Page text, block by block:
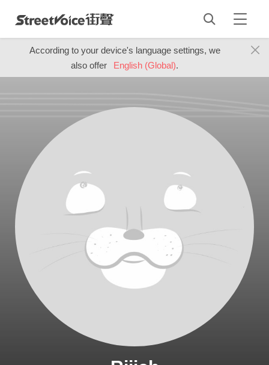
According to your device's language settings, we
also offer
English (Global).